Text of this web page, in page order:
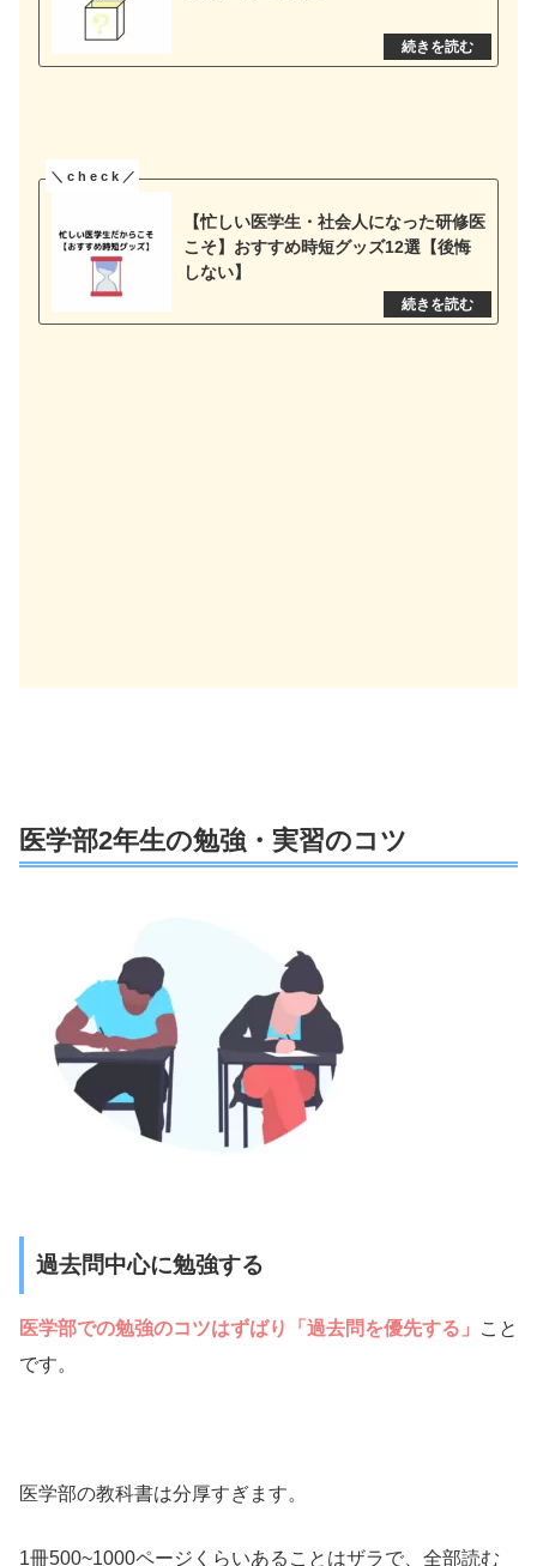
【忙しい医学生・社会人になった研修医
こそ】おすすめ時短グッズ12選【後悔
しない】
医学部2年生の勉強・実習のコツ
過去問中心に勉強する
医学部での勉強のコツはずばり「過去問を優先する」
こと
です。
医学部の教科書は分厚すぎます。
1冊500~1000ページくらいあることはザラで、全部読む